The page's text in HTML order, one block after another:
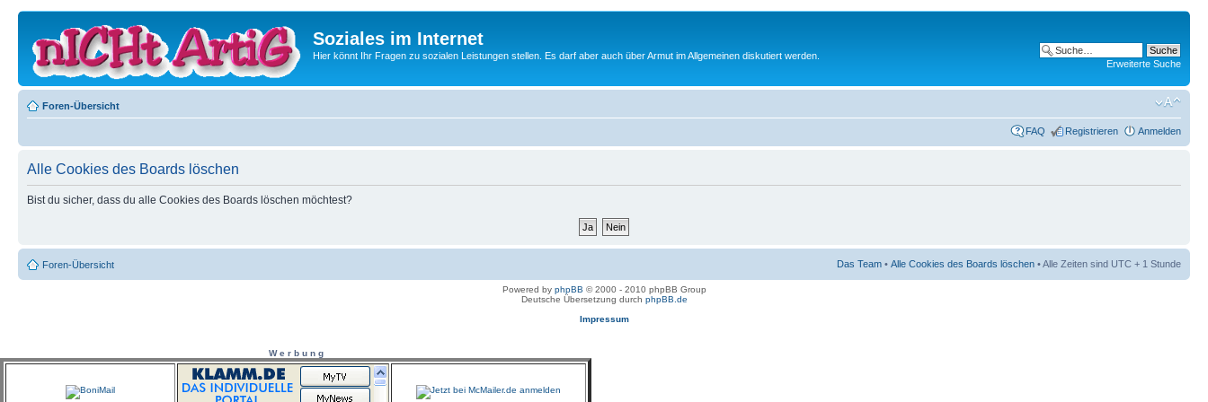
Soziales im Internet
Hier könnt Ihr Fragen zu sozialen Leistungen stellen. Es darf aber auch über Armut im Allgemeinen diskutiert werden.
Erweiterte Suche
Foren-Übersicht
FAQ Registrieren Anmelden
Alle Cookies des Boards löschen
Bist du sicher, dass du alle Cookies des Boards löschen möchtest?
Foren-Übersicht Das Team • Alle Cookies des Boards löschen • Alle Zeiten sind UTC + 1 Stunde
Powered by phpBB © 2000 - 2010 phpBB Group
Deutsche Übersetzung durch phpBB.de
Impressum
W e r b u n g